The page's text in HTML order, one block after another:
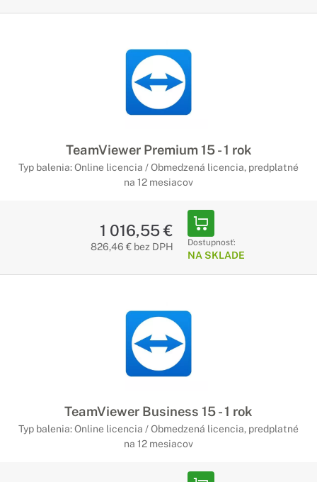
TeamViewer Premium 15 - 1 rok
Typ balenia: Online licencia / Obmedzená licencia, predplatné
na 12 mesiacov
1 016,55 €
826,46 € bez DPH Dostupnosť:
NA SKLADE
TeamViewer Business 15 - 1 rok
Typ balenia: Online licencia / Obmedzená licencia, predplatné
na 12 mesiacov